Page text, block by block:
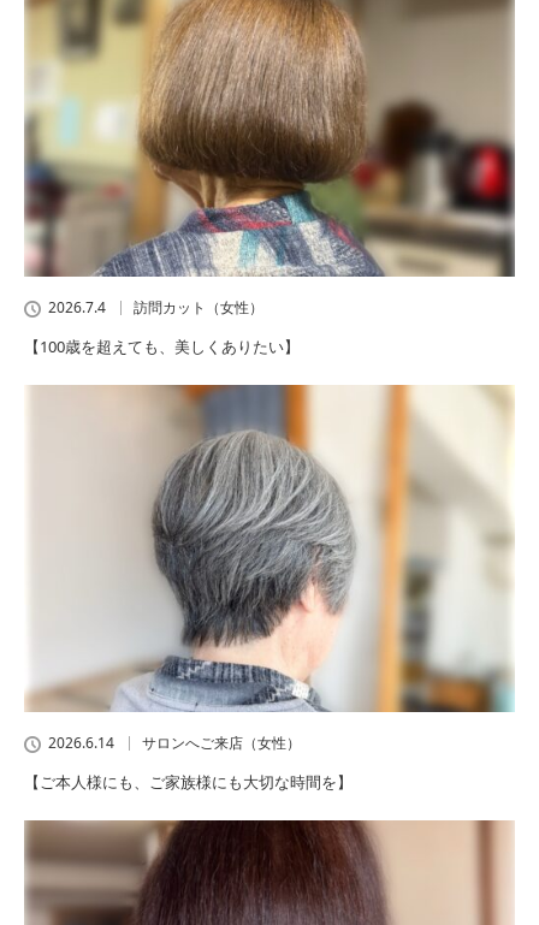
2026.7.4 訪問カット（女性）
【100歳を超えても、美しくありたい】
2026.6.14 サロンへご来店（女性）
【ご本人様にも、ご家族様にも大切な時間を】